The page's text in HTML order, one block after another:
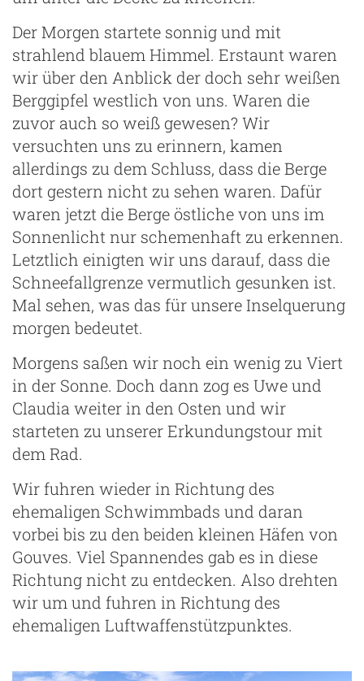
Der Morgen startete sonnig und mit
strahlend blauem Himmel. Erstaunt waren
wir über den Anblick der doch sehr weißen
Berggipfel westlich von uns. Waren die
zuvor auch so weiß gewesen? Wir
versuchten uns zu erinnern, kamen
allerdings zu dem Schluss, dass die Berge
dort gestern nicht zu sehen waren. Dafür
waren jetzt die Berge östliche von uns im
Sonnenlicht nur schemenhaft zu erkennen.
Letztlich einigten wir uns darauf, dass die
Schneefallgrenze vermutlich gesunken ist.
Mal sehen, was das für unsere Inselquerung
morgen bedeutet.
Morgens saßen wir noch ein wenig zu Viert
in der Sonne. Doch dann zog es Uwe und
Claudia weiter in den Osten und wir
starteten zu unserer Erkundungstour mit
dem Rad.
Wir fuhren wieder in Richtung des
ehemaligen Schwimmbads und daran
vorbei bis zu den beiden kleinen Häfen von
Gouves. Viel Spannendes gab es in diese
Richtung nicht zu entdecken. Also drehten
wir um und fuhren in Richtung des
ehemaligen Luftwaffenstützpunktes.